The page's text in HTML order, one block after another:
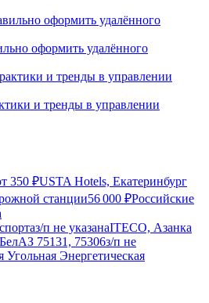
оформить удалённого
и тренды в управлении
350 ₽USTA Hotels, Екатеринбург
станции56 000 ₽Российские
з/п не указанаITECO, Азанка
75131, 75306з/п не
Энергетическая